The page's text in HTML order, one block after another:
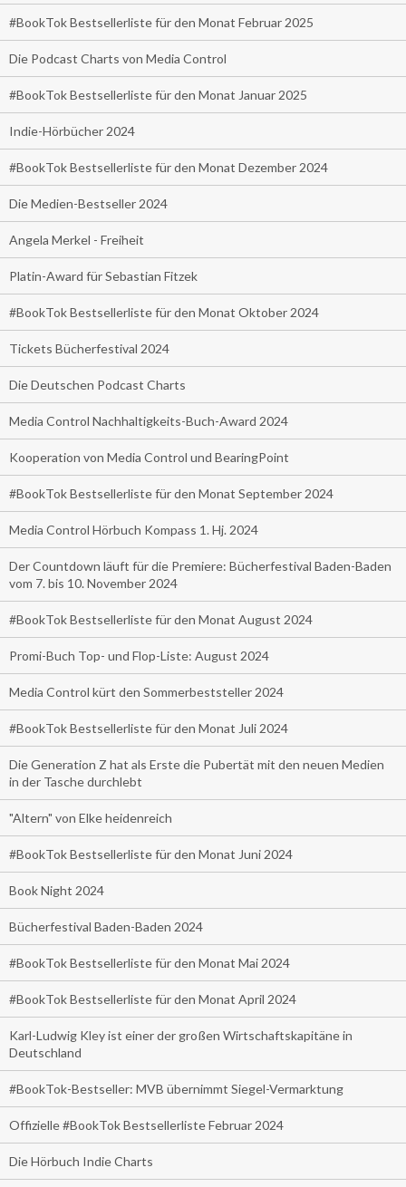
#BookTok Bestsellerliste für den Monat Februar 2025
Die Podcast Charts von Media Control
#BookTok Bestsellerliste für den Monat Januar 2025
Indie-Hörbücher 2024
#BookTok Bestsellerliste für den Monat Dezember 2024
Die Medien-Bestseller 2024
Angela Merkel - Freiheit
Platin-Award für Sebastian Fitzek
#BookTok Bestsellerliste für den Monat Oktober 2024
Tickets Bücherfestival 2024
Die Deutschen Podcast Charts
Media Control Nachhaltigkeits-Buch-Award 2024
Kooperation von Media Control und BearingPoint
#BookTok Bestsellerliste für den Monat September 2024
Media Control Hörbuch Kompass 1. Hj. 2024
Der Countdown läuft für die Premiere: Bücherfestival Baden-Baden
vom 7. bis 10. November 2024
#BookTok Bestsellerliste für den Monat August 2024
Promi-Buch Top- und Flop-Liste: August 2024
Media Control kürt den Sommerbeststeller 2024
#BookTok Bestsellerliste für den Monat Juli 2024
Die Generation Z hat als Erste die Pubertät mit den neuen Medien
in der Tasche durchlebt
"Altern" von Elke heidenreich
#BookTok Bestsellerliste für den Monat Juni 2024
Book Night 2024
Bücherfestival Baden-Baden 2024
#BookTok Bestsellerliste für den Monat Mai 2024
#BookTok Bestsellerliste für den Monat April 2024
Karl-Ludwig Kley ist einer der großen Wirtschaftskapitäne in
Deutschland
#BookTok-Bestseller: MVB übernimmt Siegel-Vermarktung
Offizielle #BookTok Bestsellerliste Februar 2024
Die Hörbuch Indie Charts